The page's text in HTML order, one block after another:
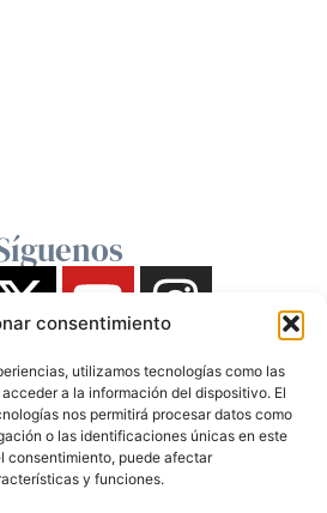
consentimiento
utilizamos tecnologías como las
a la información del dispositivo. El
nos permitirá procesar datos como
o las identificaciones únicas en este
consentimiento, puede afectar
y funciones.